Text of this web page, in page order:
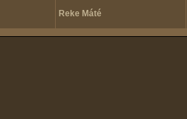
Reke Máté